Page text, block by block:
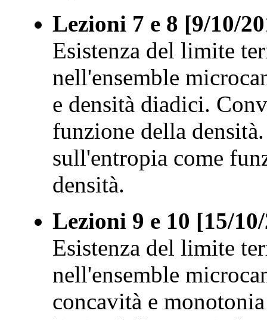
Lezioni 7 e 8 [9/10/
Esistenza del limite
nell'ensemble
e densità diadici.
funzione della
sull'entropia come
densità.
Lezioni 9 e 10 [15/
Esistenza del limite
nell'ensemble
concavità e